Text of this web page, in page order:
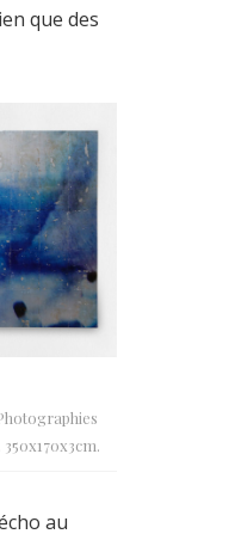
que des
au